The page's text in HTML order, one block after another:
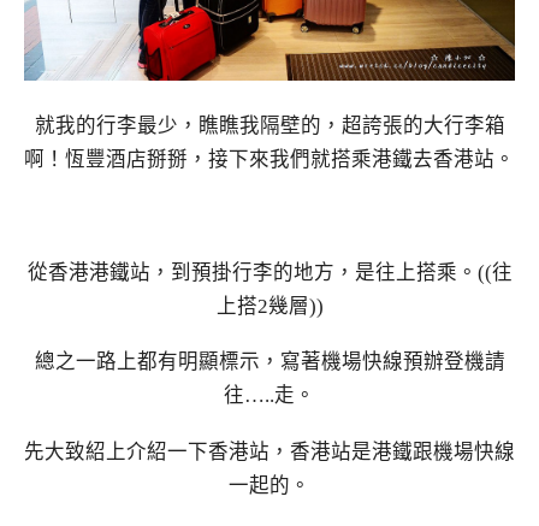
就我的行李最少，瞧瞧我隔壁的，超誇張的大行李箱
啊！恆豐酒店掰掰，接下來我們就搭乘港鐵去香港站。
從香港港鐵站，到預掛行李的地方，是往上搭乘。((往
上搭2幾層))
總之一路上都有明顯標示，寫著機場快線預辦登機請
往…..走。
先大致紹上介紹一下香港站，香港站是港鐵跟機場快線
一起的。